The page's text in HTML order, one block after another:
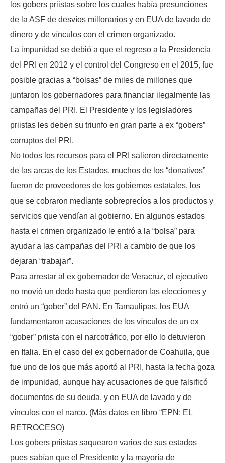
los gobers priistas sobre los cuales había presunciones
de la ASF de desvíos millonarios y en EUA de lavado de
dinero y de vínculos con el crimen organizado.
La impunidad se debió a que el regreso a la Presidencia
del PRI en 2012 y el control del Congreso en el 2015, fue
posible gracias a “bolsas” de miles de millones que
juntaron los gobernadores para financiar ilegalmente las
campañas del PRI. El Presidente y los legisladores
priistas les deben su triunfo en gran parte a ex “gobers”
corruptos del PRI.
No todos los recursos para el PRI salieron directamente
de las arcas de los Estados, muchos de los “donativos”
fueron de proveedores de los gobiernos estatales, los
que se cobraron mediante sobreprecios a los productos y
servicios que vendían al gobierno. En algunos estados
hasta el crimen organizado le entró a la “bolsa” para
ayudar a las campañas del PRI a cambio de que los
dejaran “trabajar”.
Para arrestar al ex gobernador de Veracruz, el ejecutivo
no movió un dedo hasta que perdieron las elecciones y
entró un “gober” del PAN. En Tamaulipas, los EUA
fundamentaron acusaciones de los vínculos de un ex
“gober” priista con el narcotráfico, por ello lo detuvieron
en Italia. En el caso del ex gobernador de Coahuila, que
fue uno de los que más aportó al PRI, hasta la fecha goza
de impunidad, aunque hay acusaciones de que falsificó
documentos de su deuda, y en EUA de lavado y de
vínculos con el narco. (Más datos en libro “EPN: EL
RETROCESO)
Los gobers priistas saquearon varios de sus estados
pues sabían que el Presidente y la mayoría de